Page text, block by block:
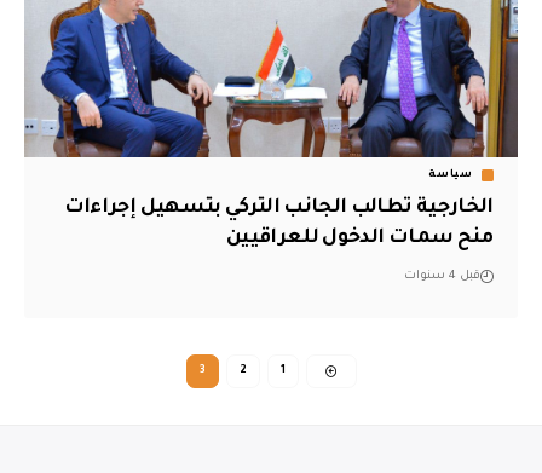
سياسة
الخارجية تطالب الجانب التركي بتسهيل إجراءات
منح سمات الدخول للعراقيين
قبل 4 سنوات
1
2
3